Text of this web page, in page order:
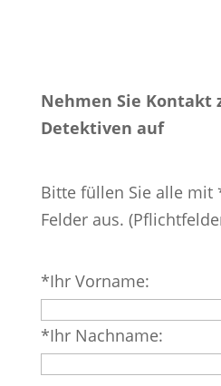
Nehmen Sie Kontakt
Detektiven auf
Bitte füllen Sie alle mit
Felder aus.
lasse
dieses
Feld
leer.
*Ihr Vorname:
*Ihr Nachname: